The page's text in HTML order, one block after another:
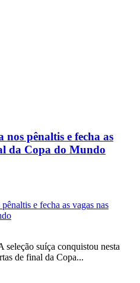
pênaltis e fecha as
da Copa do Mundo
suíça conquistou nesta
de final da Copa...